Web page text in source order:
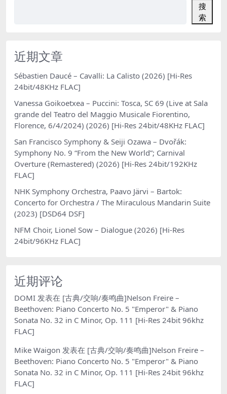
搜
索
近期文章
Sébastien Daucé – Cavalli: La Calisto (2026) [Hi-Res
24bit/48KHz FLAC]
Vanessa Goikoetxea – Puccini: Tosca, SC 69 (Live at Sala
grande del Teatro del Maggio Musicale Fiorentino,
Florence, 6/4/2024) (2026) [Hi-Res 24bit/48KHz FLAC]
San Francisco Symphony & Seiji Ozawa – Dvořák:
Symphony No. 9 “From the New World”; Carnival
Overture (Remastered) (2026) [Hi-Res 24bit/192KHz
FLAC]
NHK Symphony Orchestra, Paavo Järvi – Bartok:
Concerto for Orchestra / The Miraculous Mandarin Suite
(2023) [DSD64 DSF]
NFM Choir, Lionel Sow – Dialogue (2026) [Hi-Res
24bit/96KHz FLAC]
近期评论
DOMI 发表在 [古典/交响/奏鸣曲]Nelson Freire –
Beethoven: Piano Concerto No. 5 "Emperor" & Piano
Sonata No. 32 in C Minor, Op. 111 [Hi-Res 24bit 96khz
FLAC]
Mike Waigon 发表在 [古典/交响/奏鸣曲]Nelson Freire –
Beethoven: Piano Concerto No. 5 "Emperor" & Piano
Sonata No. 32 in C Minor, Op. 111 [Hi-Res 24bit 96khz
FLAC]